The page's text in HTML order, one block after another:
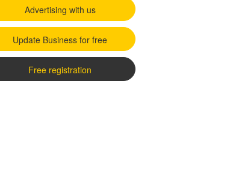
Advertising with us
Update Business for free
Free registration